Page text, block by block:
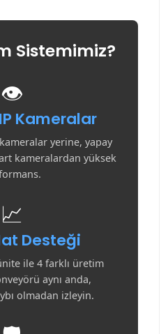
Sistemimiz?
👁️
Kameralar
yerine, yapay
kameralardan yüksek
📈
Desteği
ile 4 farklı üretim
aynı anda,
olmadan izleyin.